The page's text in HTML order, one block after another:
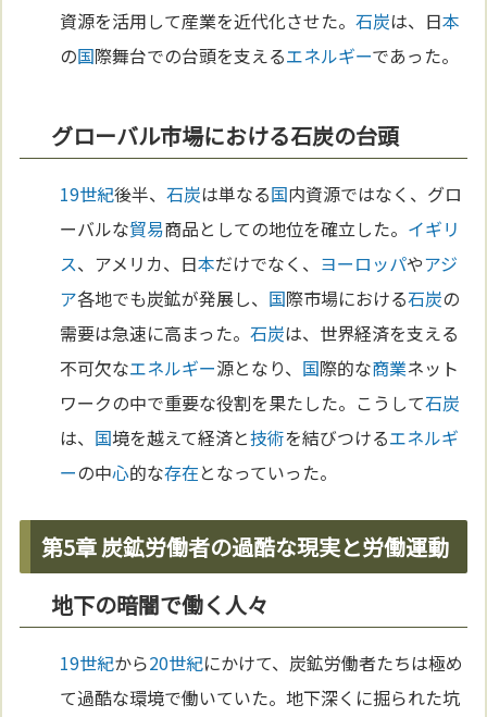
資源を活用して産業を近代化させた。石炭は、日本
の国際舞台での台頭を支えるエネルギーであった。
グローバル市場における石炭の台頭
19世紀後半、石炭は単なる国内資源ではなく、グロ
ーバルな貿易商品としての地位を確立した。 イギリ
ス、アメリカ、日本だけでなく、 ヨーロッパやアジ
ア各地でも炭鉱が発展し、 国際市場における石炭の
需要は急速に高まった。石炭は、世界経済を支える
不可欠なエネルギー源となり、 国際的な商業ネット
ワークの中で重要な役割を果たした。こうして石炭
は、 国境を越えて経済と技術を結びつけるエネルギ
ーの中心的な存在となっていった。
第5章 炭鉱労働者の過酷な現実と労働運動
地下の暗闇で働く人々
19世紀から20世紀にかけて、炭鉱労働者たちは極め
て過酷な環境で働いていた。地下深くに掘られた坑